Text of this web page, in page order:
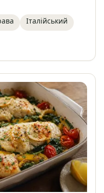
для осінніх і
кухнею.
гарнірів,
травами.
Італійський